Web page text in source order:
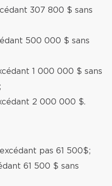
307 800 $ sans
500 000 $ sans
1 000 000 $ sans
2 000 000 $.
pas 61 500$;
61 500 $ sans